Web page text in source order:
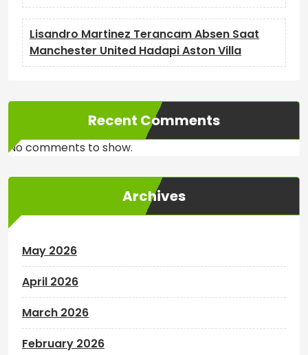
Lisandro Martinez Terancam Absen Saat
Manchester United Hadapi Aston Villa
Recent Comments
No comments to show.
Archives
May 2026
April 2026
March 2026
February 2026